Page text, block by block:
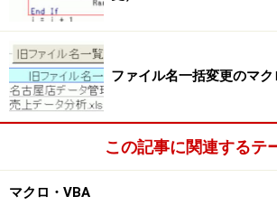
Do...Loopステートメントでは、カウン
「初期化｣「加算｣、そして｢終了条件」
たね。今回は、7行目からA列が空白に
り返したいわけですから、宣言した
「7」で初期化して「1」を加算して
「A列が空白なるまで」とします。した
ステートメントを繰り返し実行するマ
な形になります。
ファイル名一括変更のマク
この記事に関連するテ
マクロ・VBA